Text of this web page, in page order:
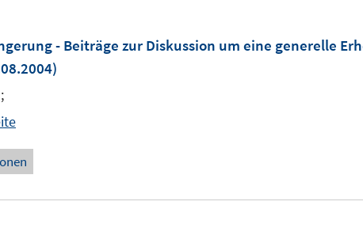
- Beiträge zur Diskussion um eine generelle